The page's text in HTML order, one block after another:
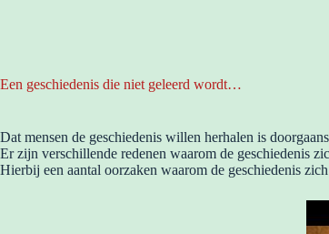
Een geschiedenis die niet geleerd wordt…
Dat mensen de geschiedenis willen herhalen is
Er zijn verschillende redenen waarom de geschiedenis
Hierbij een aantal oorzaken waarom de geschiedenis zich